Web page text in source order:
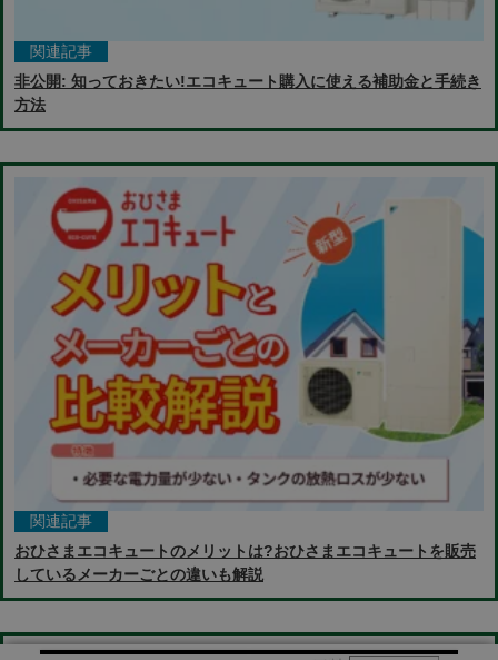
関連記事
非公開: 知っておきたい!エコキュート購入に使える補助金と手続き
方法
関連記事
おひさまエコキュートのメリットは?おひさまエコキュートを販売
しているメーカーごとの違いも解説